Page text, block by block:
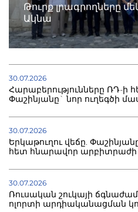
Թուրք լրագրողները
Ակնա
30.07.2026
Հարաբերությունները ՌԴ-ի
Փաշինյանը` նոր ուղեգծի
30.07.2026
Երկաթուղու վեճը.
հետ հնարավոր արբիտրաժի
30.07.2026
Ռուսական շուկայի
ոլորտի արդիականացման